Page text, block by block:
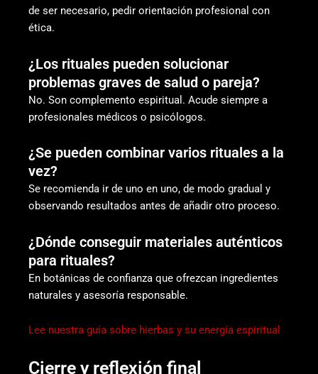
de ser necesario, pedir orientación profesional con
ética.
¿Los rituales pueden solucionar
problemas graves de salud o pareja?
No. Son complemento espiritual. Acude siempre a
profesionales médicos o psicólogos.
¿Se pueden combinar varios rituales a la
vez?
Se recomienda ir de uno en uno, de modo gradual y
observando resultados antes de añadir otro proceso.
¿Dónde conseguir materiales auténticos
para rituales?
En botánicas de confianza que ofrezcan ingredientes
naturales y asesoría responsable.
Lee nuestra guía sobre hierbas y su energía espiritual
Cierre y reflexión final